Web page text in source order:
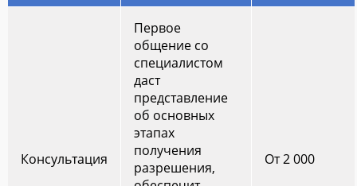
Консультация
Первое
общение со
специалистом
даст
представление
об основных
этапах
получения
разрешения,
От 2 000